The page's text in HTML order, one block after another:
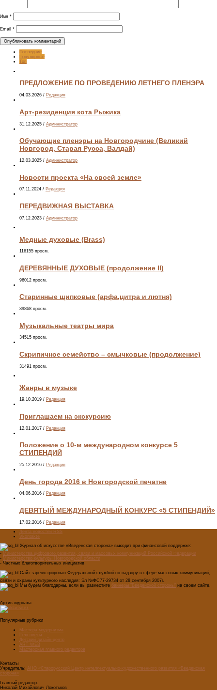
Имя *
Email *
Последние
Популярные
Топ
ПРЕДЛОЖЕНИЕ ПО ПРОВЕДЕНИЮ ЛЕТНЕГО ПЛЕНЭРА
04.03.2026 / Редакция
Арт-резиденция кота Рыжика
31.12.2025 / Администратор
Обучающие пленэры на Новгородчине (Великий
Новгород, Старая Русса, Валдай)
12.03.2025 / Администратор
Новости проекта «На своей земле»
07.11.2024 / Редакция
ПЕРЕДВИЖНАЯ ВЫСТАВКА
07.12.2023 / Администратор
Медные духовые (Brass)
116155 просм.
ДЕРЕВЯННЫЕ ДУХОВЫЕ (продолжение II)
96012 просм.
Старинные щипковые (арфа,цитра и лютня)
39868 просм.
Музыкальные театры мира
34515 просм.
Скрипичное семейство – смычковые (продолжение)
31491 просм.
Жанры в музыке
19.10.2019 / Редакция
Приглашаем на экскурсию
12.01.2017 / Редакция
Положение о 10-м международном конкурсе 5
СТИПЕНДИЙ
25.12.2016 / Редакция
День города 2016 в Новгородской печатне
04.06.2016 / Редакция
ДЕВЯТЫЙ МЕЖДУНАРОДНЫЙ КОНКУРС «5 СТИПЕНДИЙ»
17.02.2016 / Редакция
Лента новостей RSS
Vkontakte
Журнал об искусстве «Введенская сторона» выходит при финансовой поддержке:
- Министерства цифрового развития, связи и массовых коммуникаций Российской Федерации
- Министерство культуры Новгородской области
- Частных благотворительных инициатив
Сайт зарегистрирован Федеральной службой по надзору в сфере массовых коммуникаций,
связи и охраны культурного наследия: Эл №ФС77-29734 от 28 сентября 2007г.
Мы будем благодарны, если вы разместите баннеры "Введенской стороны" на своем сайте.
Архив журнала
Популярные рубрики
Мастера модернизма
Педсоветы
Детский дизайн-центр
ART WEB
Мастерская главного редактора
Контакты
Учредитель: АНО «Старорусский Центр интеллектуально-художественного развития «Введенская
сторона»
Главный редактор:
Николай Михайлович Локотьков